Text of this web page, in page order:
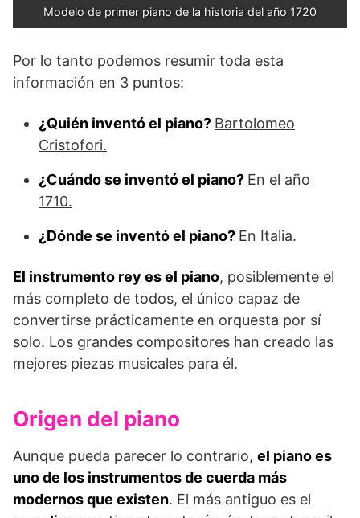
Modelo de primer piano de la historia del año 1720
Por lo tanto podemos resumir toda esta
información en 3 puntos:
¿Quién inventó el piano? Bartolomeo
Cristofori.
¿Cuándo se inventó el piano? En el año
1710.
¿Dónde se inventó el piano? En Italia.
El instrumento rey es el piano, posiblemente el
más completo de todos, el único capaz de
convertirse prácticamente en orquesta por sí
solo. Los grandes compositores han creado las
mejores piezas musicales para él.
Origen del piano
Aunque pueda parecer lo contrario, el piano es
uno de los instrumentos de cuerda más
modernos que existen. El más antiguo es el